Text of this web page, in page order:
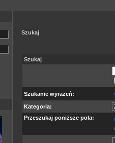
Szukaj
Szukaj
Szukanie wyrażeń:
Kategoria:
Przeszukaj poniższe pola: